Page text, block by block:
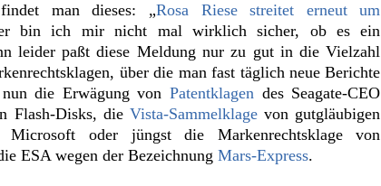
man dieses: „Rosa Riese streitet erneut um
bin ich mir nicht mal wirklich sicher, ob es ein
leider paßt diese Meldung nur zu gut in die Vielzahl
über die man fast täglich neue Berichte
die Erwägung vonPatentklagen des Seagate-CEO
Flash-Disks, die Vista-Sammelklage von gutgläubigen
Microsoft oder jüngst die Markenrechtsklage von
ESA wegen der Bezeichnung Mars-Express.